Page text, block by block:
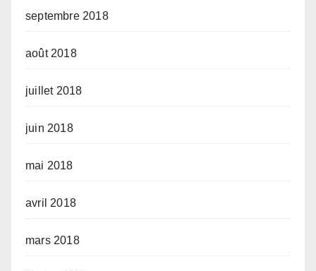
septembre 2018
août 2018
juillet 2018
juin 2018
mai 2018
avril 2018
mars 2018